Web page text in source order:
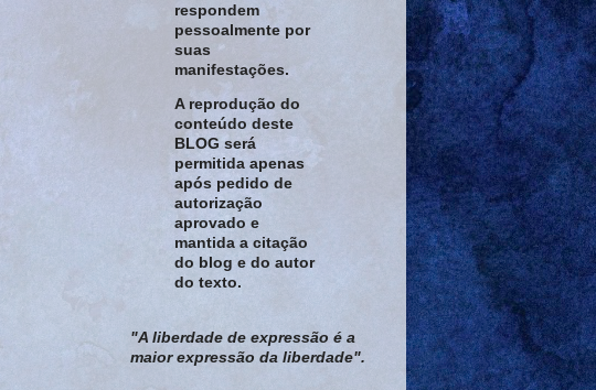
respondem
pessoalmente por
suas
manifestações.
A reprodução do
conteúdo deste
BLOG será
permitida apenas
após pedido de
autorização
aprovado e
mantida a citação
do blog e do autor
do texto.
"A liberdade de expressão é a
maior expressão da liberdade".